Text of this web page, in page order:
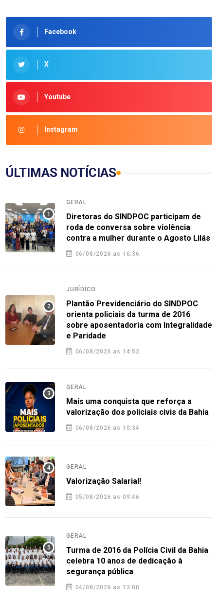
Facebook
X
Youtube
Instagram
ÚLTIMAS NOTÍCIAS
GERAL
Diretoras do SINDPOC participam de
roda de conversa sobre violência
contra a mulher durante o Agosto Lilás
06/08/2026 as 16:36
JURÍDICO
Plantão Previdenciário do SINDPOC
orienta policiais da turma de 2016
sobre aposentadoria com Integralidade
e Paridade
06/08/2026 as 14:52
GERAL
Mais uma conquista que reforça a
valorização dos policiais civis da Bahia
06/08/2026 as 10:34
GERAL
Valorização Salarial!
05/08/2026 as 09:46
GERAL
Turma de 2016 da Polícia Civil da Bahia
celebra 10 anos de dedicação à
segurança pública
04/08/2026 as 13:00